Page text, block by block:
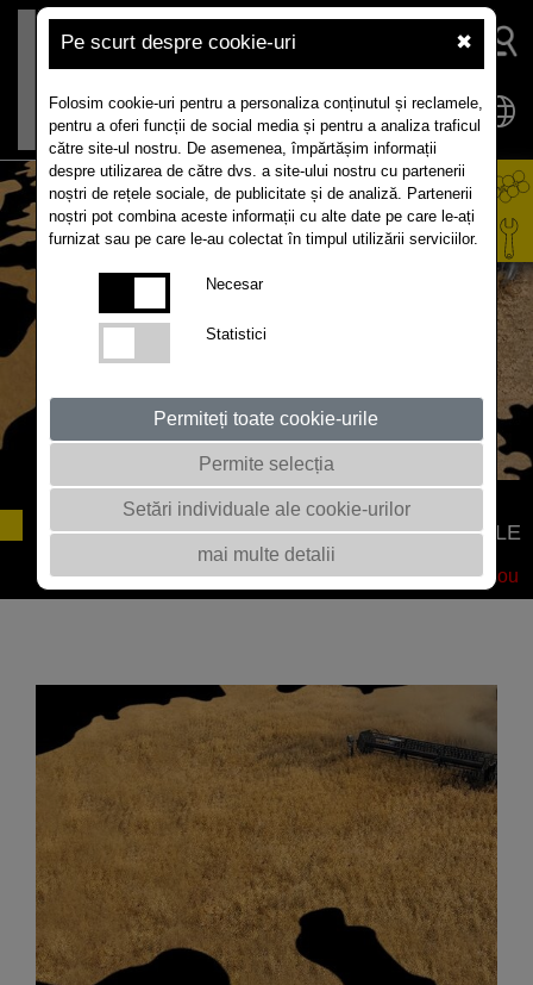
Pe scurt despre cookie-uri ✖
Folosim cookie-uri pentru a personaliza conținutul și reclamele,
pentru a oferi funcții de social media și pentru a analiza traficul
către site-ul nostru. De asemenea, împărtășim informații
despre utilizarea de către dvs. a site-ului nostru cu partenerii
noștri de rețele sociale, de publicitate și de analiză. Partenerii
noștri pot combina aceste informații cu alte date pe care le-ați
furnizat sau pe care le-au colectat în timpul utilizării serviciilor.
Necesar
Statistici
Permiteți toate cookie-urile
Permite selecția
Setări individuale ale cookie-urilor
mai multe detalii
JANOSHENERGIE PENTRU CÂMPURILE
Nou